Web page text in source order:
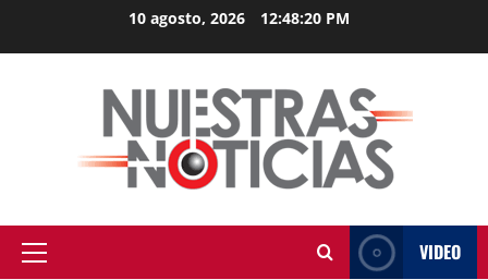
10 agosto, 2026 12:48:21 PM
Primary
VIDEO